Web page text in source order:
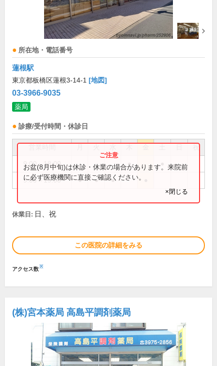
所在地・電話番号
蓮根駅
東京都板橋区蓮根3-14-1 [地図]
03-3966-9035
薬局
診療/受付時間・休診日
祝
9:00～18:00 ●
9:00～19:00 ● ● ●
お盆(8月中旬)は休診・休業の場合があります。来院前
に必ず医療機関に直接ご確認ください。
×閉じる
休業日: 日、祝
この医院の詳細をみる
アクセス数※
(株)宮本薬局 高島平調剤薬局